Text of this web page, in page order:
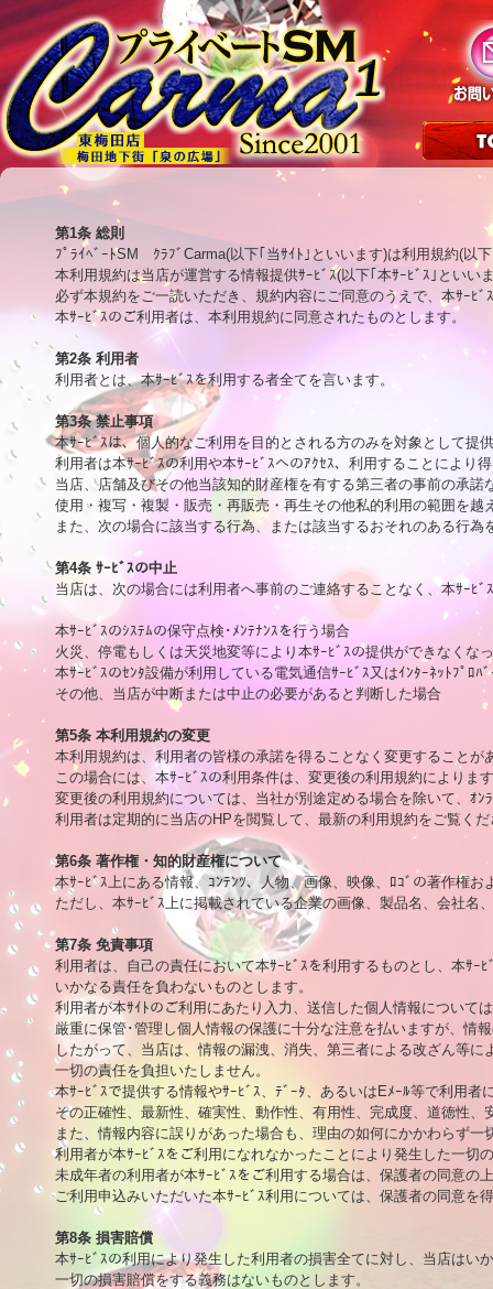
第1条 総則
ﾌﾟﾗｲﾍﾞｰﾄSM　ｸﾗﾌﾞCarma(以下｢当ｻｲﾄ｣といいます)は利用規約(以
本利用規約は当店が運営する情報提供ｻｰﾋﾞｽ(以下｢本ｻｰﾋﾞｽ｣とい
必ず本規約をご一読いただき、規約内容にご同意のうえで、本ｻｰﾋ
本ｻｰﾋﾞｽのご利用者は、本利用規約に同意されたものとします。
第2条 利用者
利用者とは、本ｻｰﾋﾞｽを利用する者全てを言います。
第3条 禁止事項
本ｻｰﾋﾞｽは、個人的なご利用を目的とされる方のみを対象として提
利用者は本ｻｰﾋﾞｽの利用や本ｻｰﾋﾞｽへのｱｸｾｽ、利用することにより
当店、店舗及びその他当該知的財産権を有する第三者の事前の承
使用・複写・複製・販売・再販売・再生その他私的利用の範囲を
また、次の場合に該当する行為、または該当するおそれのある行為
第4条 ｻｰﾋﾞｽの中止
当店は、次の場合には利用者へ事前のご連絡することなく、本ｻｰﾋ
本ｻｰﾋﾞｽのｼｽﾃﾑの保守点検･ﾒﾝﾃﾅﾝｽを行う場合
火災、停電もしくは天災地変等により本ｻｰﾋﾞｽの提供ができなくな
本ｻｰﾋﾞｽのｾﾝﾀ設備が利用している電気通信ｻｰﾋﾞｽ又はｲﾝﾀｰﾈｯﾄﾌﾟﾛﾊ
その他、当店が中断または中止の必要があると判断した場合
第5条 本利用規約の変更
本利用規約は、利用者の皆様の承諾を得ることなく変更することが
この場合には、本ｻｰﾋﾞｽの利用条件は、変更後の利用規約によりま
変更後の利用規約については、当社が別途定める場合を除いて、ｵ
利用者は定期的に当店のHPを閲覧して、最新の利用規約をご覧くだ
第6条 著作権・知的財産権について
本ｻｰﾋﾞｽ上にある情報、ｺﾝﾃﾝﾂ、人物、画像、映像、ﾛｺﾞの著作権
ただし、本ｻｰﾋﾞｽ上に掲載されている企業の画像、製品名、会社
第7条 免責事項
利用者は、自己の責任において本ｻｰﾋﾞｽを利用するものとし、本ｻ
いかなる責任を負わないものとします。
利用者が本ｻｲﾄのご利用にあたり入力、送信した個人情報について
厳重に保管･管理し個人情報の保護に十分な注意を払いますが、情
したがって、当店は、情報の漏洩、消失、第三者による改ざん等
一切の責任を負担いたしません。
本ｻｰﾋﾞｽで提供する情報やｻｰﾋﾞｽ、ﾃﾞｰﾀ、あるいはEﾒｰﾙ等で利用者
その正確性、最新性、確実性、動作性、有用性、完成度、道徳性
また、情報内容に誤りがあった場合も、理由の如何にかかわらず一
利用者が本ｻｰﾋﾞｽをご利用になれなかったことにより発生した一切
未成年者の利用者が本ｻｰﾋﾞｽをご利用する場合は、保護者の同意の
ご利用申込みいただいた本ｻｰﾋﾞｽ利用については、保護者の同意を
第8条 損害賠償
本ｻｰﾋﾞｽの利用により発生した利用者の損害全てに対し、当店はい
一切の損害賠償をする義務はないものとします。